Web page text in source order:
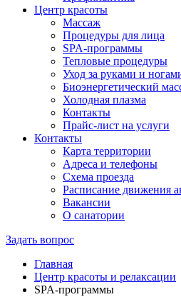
Центр красоты
Массаж
Процедуры для лица
SPA-программы
Тепловые процедуры
Уход за руками и
Биоэнергетический
Холодная плазма
Контакты
Прайс-лист на услуги
Контакты
Карта территории
Адреса и телефоны
Схема проезда
Расписание движения
Вакансии
О санатории
Задать вопрос
Главная
Центр красоты и релаксации
SPA-программы